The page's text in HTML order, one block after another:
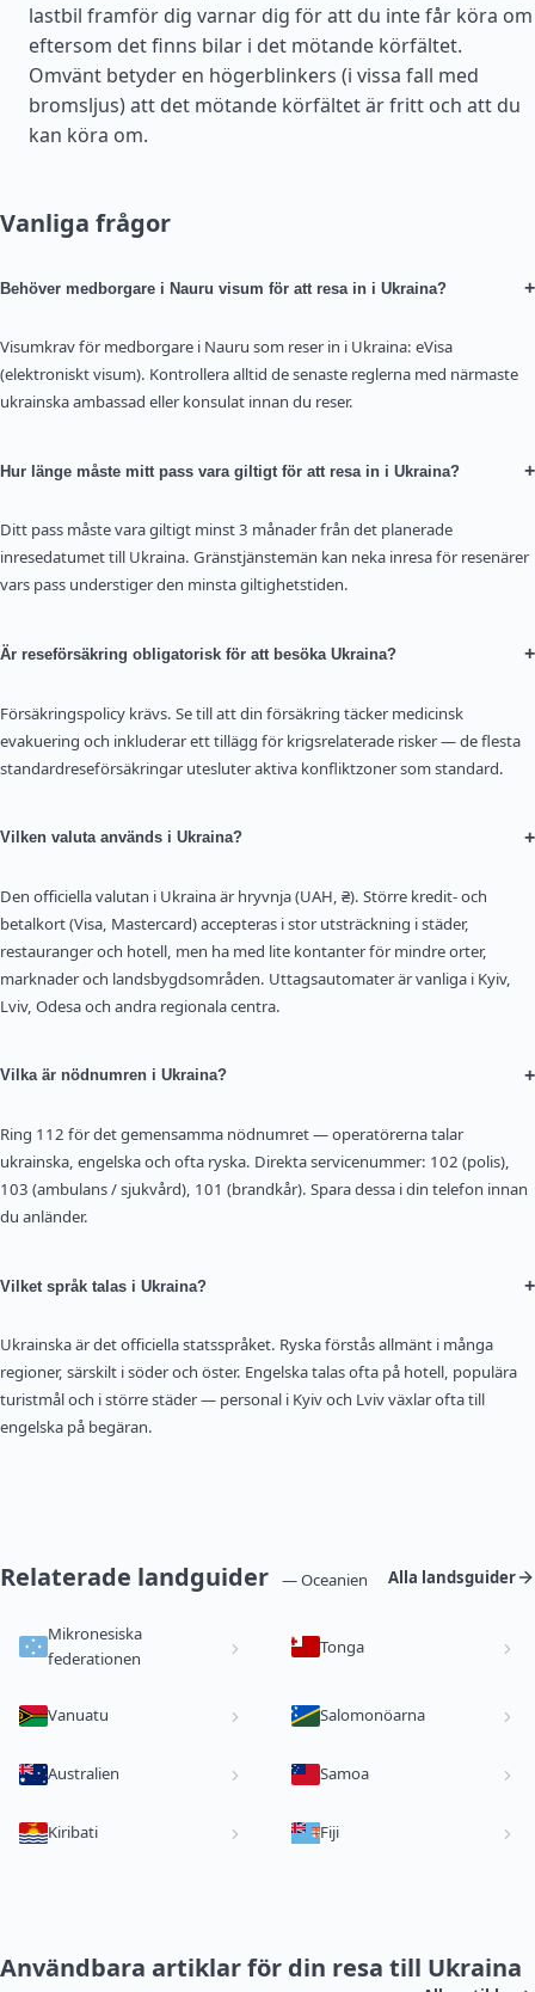
lastbil framför dig varnar dig för att du inte får köra om
eftersom det finns bilar i det mötande körfältet.
Omvänt betyder en högerblinkers (i vissa fall med
bromsljus) att det mötande körfältet är fritt och att du
kan köra om.
Vanliga frågor
Behöver medborgare i Nauru visum för att resa in i Ukraina? +
Visumkrav för medborgare i Nauru som reser in i Ukraina: eVisa
(elektroniskt visum). Kontrollera alltid de senaste reglerna med närmaste
ukrainska ambassad eller konsulat innan du reser.
Hur länge måste mitt pass vara giltigt för att resa in i Ukraina? +
Ditt pass måste vara giltigt minst 3 månader från det planerade
inresedatumet till Ukraina. Gränstjänstemän kan neka inresa för resenärer
vars pass understiger den minsta giltighetstiden.
Är reseförsäkring obligatorisk för att besöka Ukraina? +
Försäkringspolicy krävs. Se till att din försäkring täcker medicinsk
evakuering och inkluderar ett tillägg för krigsrelaterade risker — de flesta
standardreseförsäkringar utesluter aktiva konfliktzoner som standard.
Vilken valuta används i Ukraina? +
Den officiella valutan i Ukraina är hryvnja (UAH, ₴). Större kredit- och
betalkort (Visa, Mastercard) accepteras i stor utsträckning i städer,
restauranger och hotell, men ha med lite kontanter för mindre orter,
marknader och landsbygdsområden. Uttagsautomater är vanliga i Kyiv,
Lviv, Odesa och andra regionala centra.
Vilka är nödnumren i Ukraina? +
Ring 112 för det gemensamma nödnumret — operatörerna talar
ukrainska, engelska och ofta ryska. Direkta servicenummer: 102 (polis),
103 (ambulans / sjukvård), 101 (brandkår). Spara dessa i din telefon innan
du anländer.
Vilket språk talas i Ukraina? +
Ukrainska är det officiella statsspråket. Ryska förstås allmänt i många
regioner, särskilt i söder och öster. Engelska talas ofta på hotell, populära
turistmål och i större städer — personal i Kyiv och Lviv växlar ofta till
engelska på begäran.
Relaterade landguider — Oceanien Alla landsguider
Mikronesiska
federationen
Tonga
Vanuatu Salomonöarna
Australien Samoa
Kiribati Fiji
Användbara artiklar för din resa till Ukraina